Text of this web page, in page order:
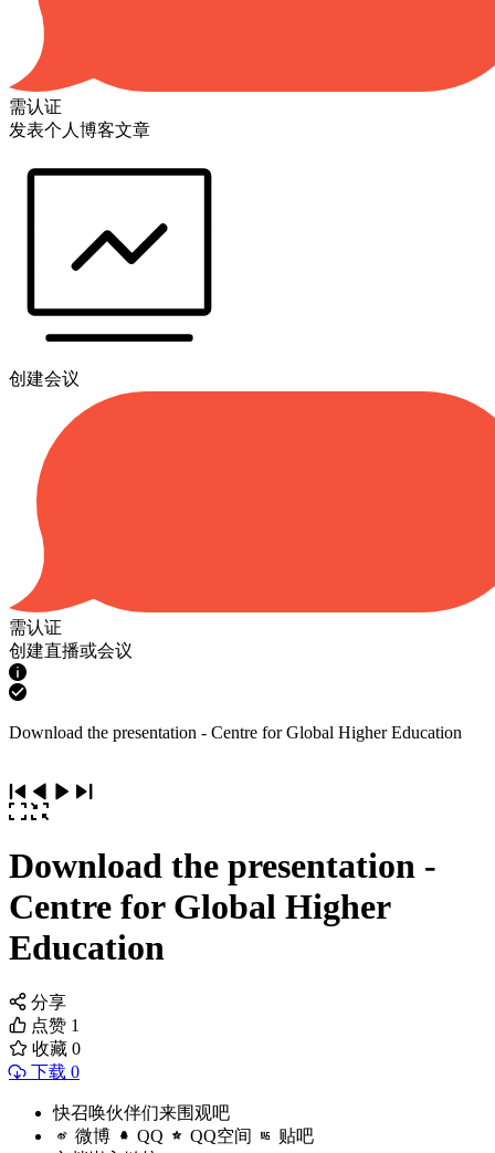
需认证
发表个人博客文章
创建会议
需认证
创建直播或会议
Download the presentation - Centre for Global Higher Education
Download the presentation -
Centre for Global Higher
Education
分享
点赞 1
收藏 0
下载 0
快召唤伙伴们来围观吧
微博 QQ QQ空间 贴吧